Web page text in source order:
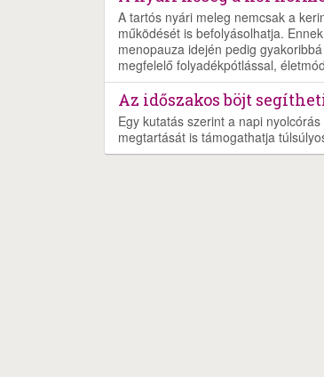
A tartós nyári meleg nemcsak a
működését is befolyásolhatja.
menopauza idején pedig
megfelelő folyadékpótlással,
Az időszakos böjt
Egy kutatás szerint a napi
megtartását is támogathatja